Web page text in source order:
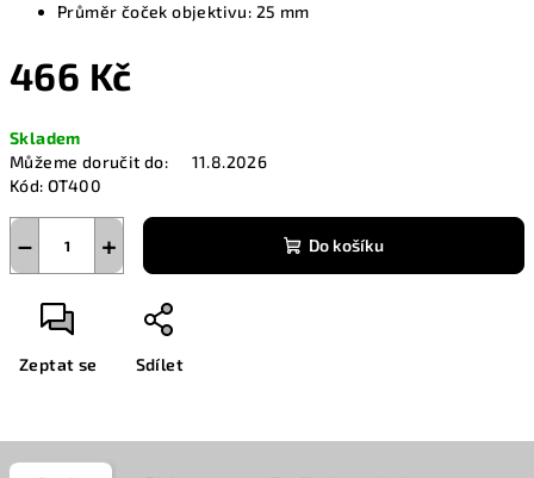
Průměr čoček objektivu: 25 mm
466 Kč
cena:
Skladem
Můžeme doručit do:
11.8.2026
Kód: OT400
+
− Do košíku
Zeptat se Sdílet